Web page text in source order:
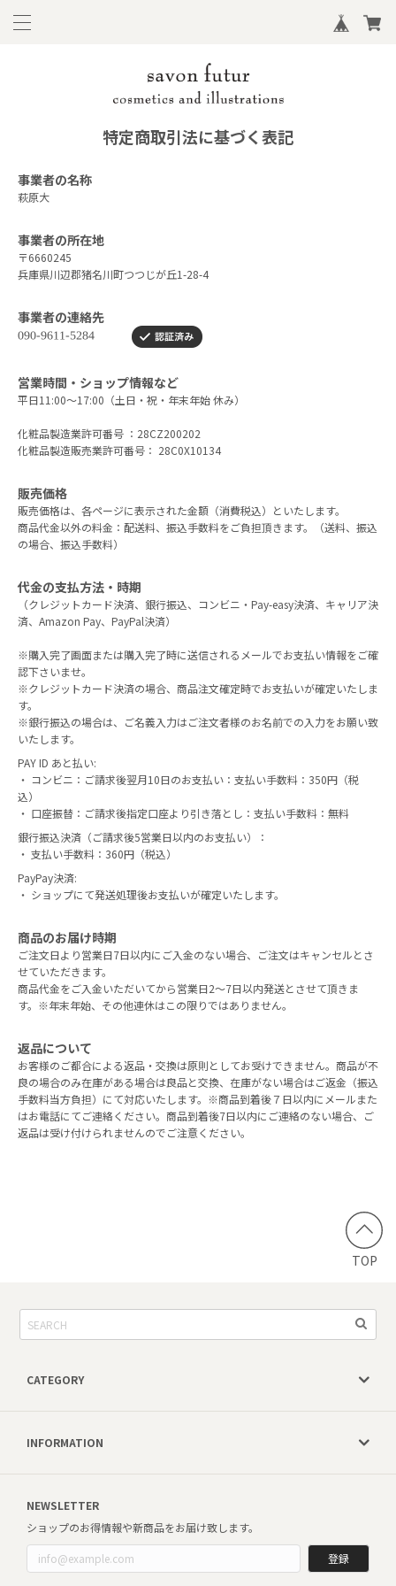
特定商取引法に基づく表記
事業者の名称
萩原大
事業者の所在地
〒6660245
兵庫県川辺郡猪名川町つつじが丘1-28-4
事業者の連絡先
営業時間・ショップ情報など
平日11:00～17:00（土日・祝・年末年始 休み）
化粧品製造業許可番号 ：28CZ200202
化粧品製造販売業許可番号： 28C0X10134
販売価格
販売価格は、各ページに表示された金額（消費税込）といたします。
商品代金以外の料金：配送料、振込手数料をご負担頂きます。（送料、振込
の場合、振込手数料）
代金の支払方法・時期
（クレジットカード決済、銀行振込、コンビニ・Pay-easy決済、キャリア決
済、Amazon Pay、PayPal決済）
※購入完了画面または購入完了時に送信されるメールでお支払い情報をご確
認下さいませ。
※クレジットカード決済の場合、商品注文確定時でお支払いが確定いたしま
す。
※銀行振込の場合は、ご名義入力はご注文者様のお名前での入力をお願い致
いたします。
PAY ID あと払い:
・ コンビニ：ご請求後翌月10日のお支払い：支払い手数料：350円（税
込）
・ 口座振替：ご請求後指定口座より引き落とし：支払い手数料：無料
銀行振込決済（ご請求後5営業日以内のお支払い）：
・ 支払い手数料：360円（税込）
PayPay決済:
・ ショップにて発送処理後お支払いが確定いたします。
商品のお届け時期
ご注文日より営業日7日以内にご入金のない場合、ご注文はキャンセルとさ
せていただきます。
商品代金をご入金いただいてから営業日2～7日以内発送とさせて頂きま
す。※年末年始、その他連休はこの限りではありません。
返品について
お客様のご都合による返品・交換は原則としてお受けできません。商品が不
良の場合のみ在庫がある場合は良品と交換、在庫がない場合はご返金（振込
手数料当方負担）にて対応いたします。※商品到着後７日以内にメールまた
はお電話にてご連絡ください。商品到着後7日以内にご連絡のない場合、ご
返品は受け付けられませんのでご注意ください。
TOP
CATEGORY
INFORMATION
NEWSLETTER
ショップのお得情報や新商品をお届け致します。
登録